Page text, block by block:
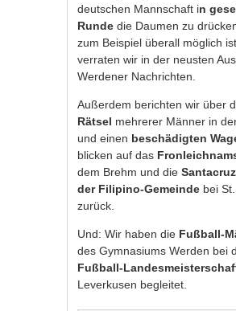
deutschen Mannschaft in
Runde die Daumen zu
zum Beispiel überall möglich ist,
verraten wir in der neusten
Werdener Nachrichten.
Außerdem berichten wir über
Rätsel mehrerer Männer in
und einen beschädigten
blicken auf das
dem Brehm und die
der Filipino-Gemeinde bei
zurück.
Und: Wir haben die Fußball-
des Gymnasiums Werden bei
Fußball-
Leverkusen begleitet.